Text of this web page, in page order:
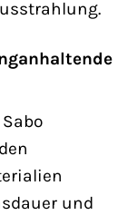
und